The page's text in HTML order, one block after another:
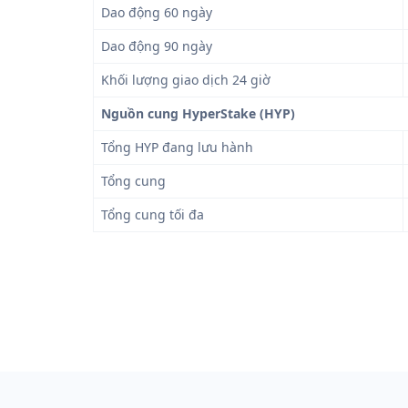
Dao động 60 ngày
Dao động 90 ngày
Khối lượng giao dịch 24 giờ
Nguồn cung HyperStake (HYP)
Tổng HYP đang lưu hành
Tổng cung
Tổng cung tối đa